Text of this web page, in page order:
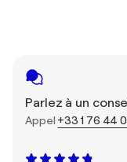
Parlez à un
Appel +33 1 76 44